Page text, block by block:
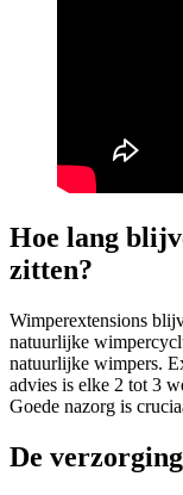
Hoe lang
zitten?
Wimperextensions
natuurlijke
natuurlijke wimpers.
advies is elke 2 tot 3
Goede nazorg is
De verzorging